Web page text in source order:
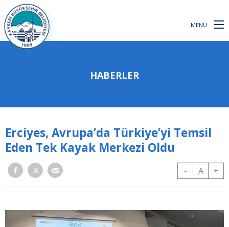
MENÜ
HABERLER
Erciyes, Avrupa’da Türkiye’yi Temsil
Eden Tek Kayak Merkezi Oldu
- A +